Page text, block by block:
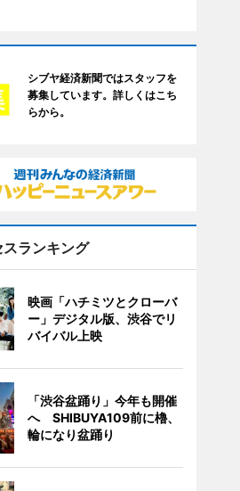
シブヤ経済新聞ではスタッフを
募集しています。詳しくはこち
らから。
スランキング
映画「ハチミツとクローバ
ー」デジタル版、渋谷でリ
バイバル上映
「渋谷盆踊り」今年も開催
へ SHIBUYA109前に櫓、
輪になり盆踊り